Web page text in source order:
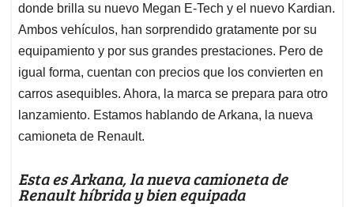
donde brilla su nuevo Megan E-Tech y el nuevo Kardian.
Ambos vehículos, han sorprendido gratamente por su
equipamiento y por sus grandes prestaciones. Pero de
igual forma, cuentan con precios que los convierten en
carros asequibles. Ahora, la marca se prepara para otro
lanzamiento. Estamos hablando de Arkana, la nueva
camioneta de Renault.
Esta es Arkana, la nueva camioneta de
Renault híbrida y bien equipada